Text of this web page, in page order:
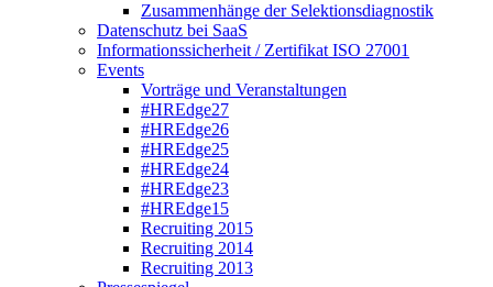
Zusammenhänge der Selektionsdiagnostik
Datenschutz bei SaaS
Informationssicherheit / Zertifikat ISO 27001
Events
Vorträge und Veranstaltungen
#HREdge27
#HREdge26
#HREdge25
#HREdge24
#HREdge23
#HREdge15
Recruiting 2015
Recruiting 2014
Recruiting 2013